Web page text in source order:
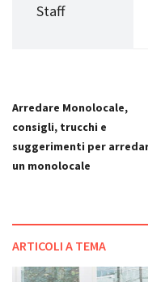
Staff
Arredare Monolocale,
consigli, trucchi e
suggerimenti per
un monolocale
ARTICOLI A TEMA